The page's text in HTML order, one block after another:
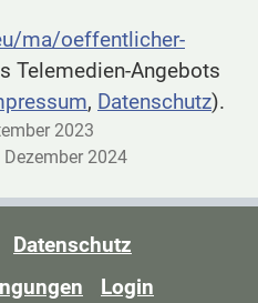
ma/oeffentlicher-
Telemedien-Angebots
, Datenschutz).
2023
2024
Datenschutz
Login